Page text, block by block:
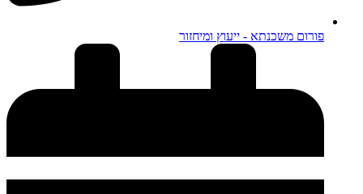
פורום משכנתא - ייעוץ ומיחזור